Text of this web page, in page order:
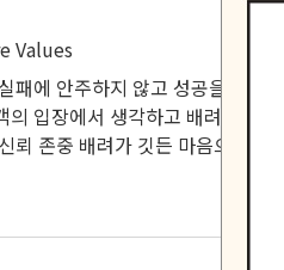
Values
패에 안주하지 않고 성공을 확신
입장에서 생각하고 배려하며 진
뢰 존중 배려가 깃든 마음으로